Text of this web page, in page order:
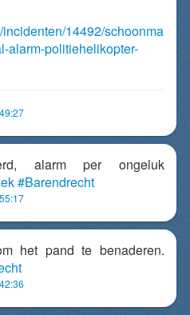
14492/schoonma
alarm-politiehelikopter-
alarm per ongeluk
#Barendrecht
het pand te benaderen.